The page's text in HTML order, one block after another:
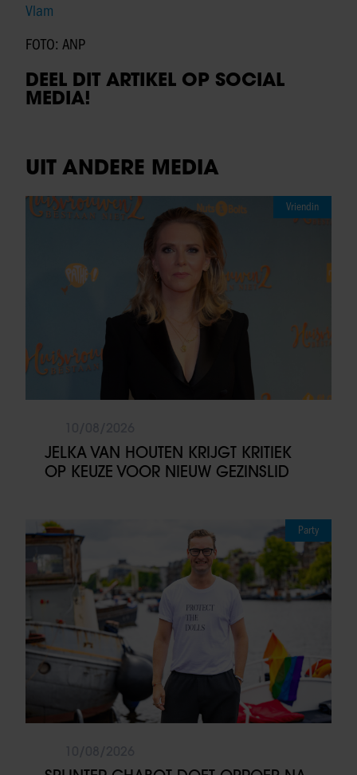
Vlam
FOTO: ANP
DEEL DIT ARTIKEL OP SOCIAL
MEDIA!
UIT ANDERE MEDIA
Vriendin
JELKA VAN HOUTEN KRIJGT KRITIEK
OP KEUZE VOOR NIEUW GEZINSLID
Party